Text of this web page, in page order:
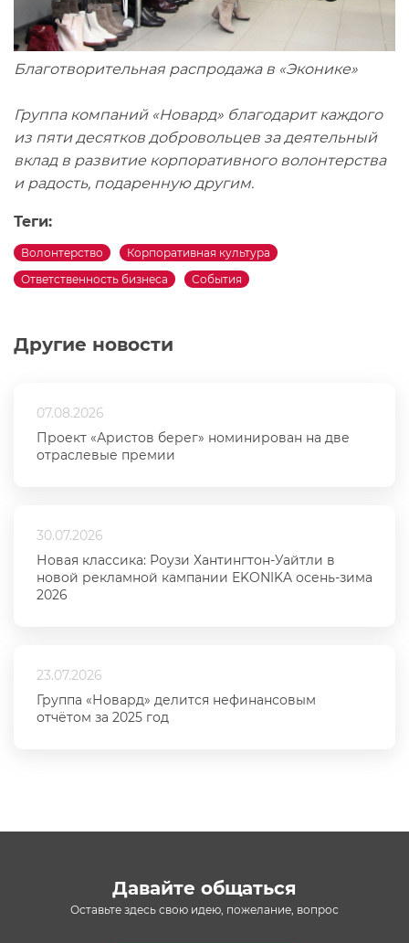
Другие новости
07.08.2026
Проект «Аристов берег» номинирован на две
отраслевые премии
30.07.2026
Новая классика: Роузи Хантингтон-Уайтли в
новой рекламной кампании EKONIKA осень-зима
2026
23.07.2026
Группа «Новард» делится нефинансовым
отчётом за 2025 год
Благотворительная распродажа в «Эконике»
Группа компаний «Новард» благодарит каждого
из пяти десятков добровольцев за деятельный
вклад в развитие корпоративного волонтерства
и радость, подаренную другим.
Теги:
Волонтерство
Корпоративная культура
Ответственность бизнеса
События
Давайте общаться
Оставьте здесь свою идею, пожелание, вопрос